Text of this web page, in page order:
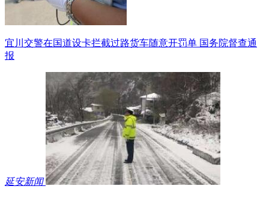
宜川交警在国道设卡拦截过路货车随意开罚单 国务院督查通
报
延安新闻